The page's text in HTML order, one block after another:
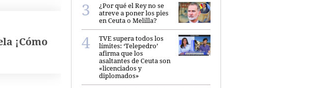
¡Cómo
¿Por qué el Rey no se
atreve a poner los pies
en Ceuta o Melilla?
TVE supera todos los
límites: ‘Telepedro’
afirma que los
asaltantes de Ceuta son
«licenciados y
diplomados»